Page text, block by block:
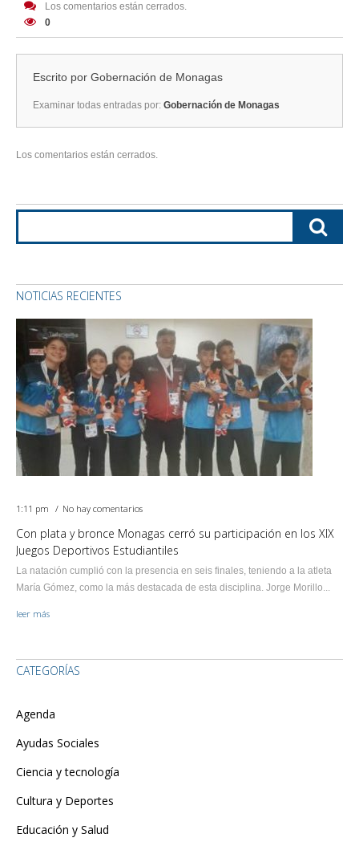
Los comentarios están cerrados.
0
Escrito por Gobernación de Monagas
Examinar todas entradas por: Gobernación de Monagas
Los comentarios están cerrados.
NOTICIAS RECIENTES
1:11 pm No hay comentarios
Con plata y bronce Monagas cerró su participación en los XIX
Juegos Deportivos Estudiantiles
La natación cumplió con la presencia en seis finales, teniendo a la atleta
María Gómez, como la más destacada de esta disciplina. Jorge Morillo...
leer más
CATEGORÍAS
Agenda
Ayudas Sociales
Ciencia y tecnología
Cultura y Deportes
Educación y Salud